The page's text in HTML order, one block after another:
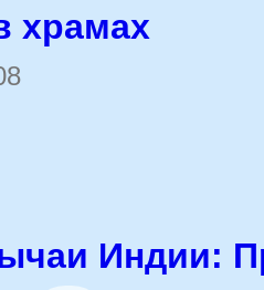
храмах
Индии: